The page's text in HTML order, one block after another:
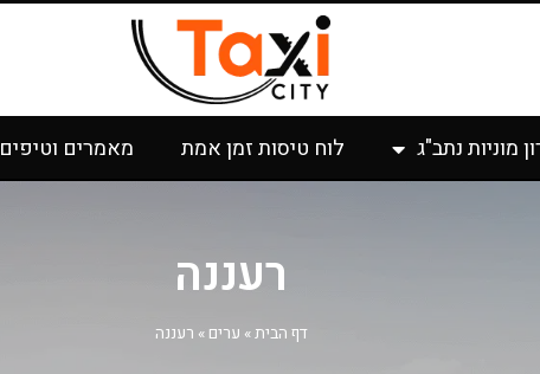
מוניות נתב"ג לוח טיסות זמן אמת מאמרים וטיפים
רעננה
דף הבית» ערים » רעננה